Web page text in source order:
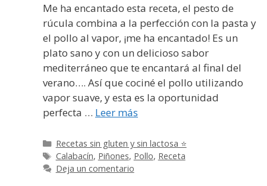
Me ha encantado esta receta, el pesto de
rúcula combina a la perfección con la pasta y
el pollo al vapor, ¡me ha encantado! Es un
plato sano y con un delicioso sabor
mediterráneo que te encantará al final del
verano…. Así que cociné el pollo utilizando
vapor suave, y esta es la oportunidad
perfecta … Leer más
Categorías
Recetas sin gluten y sin lactosa ⭐
Etiquetas
Calabacín, Piñones, Pollo, Receta
Deja un comentario